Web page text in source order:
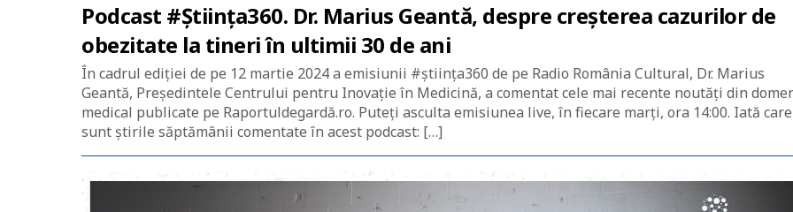
Podcast #Știința360. Dr. Marius Geantă, despre creșterea cazurilor de
obezitate la tineri în ultimii 30 de ani
În cadrul ediției de pe 12 martie 2024 a emisiunii #știința360 de pe Radio România Cultural, Dr. Marius
Geantă, Președintele Centrului pentru Inovație în Medicină, a comentat cele mai recente noutăți din
medical publicate pe Raportuldegardă.ro. Puteți asculta emisiunea live, în fiecare marți, ora 14:00. Iată care
sunt știrile săptămânii comentate în acest podcast: […]